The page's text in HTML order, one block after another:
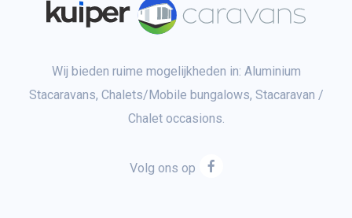
Wij bieden ruime mogelijkheden in: Aluminium
Stacaravans, Chalets/Mobile bungalows, Stacaravan /
Chalet occasions.
Volg ons op